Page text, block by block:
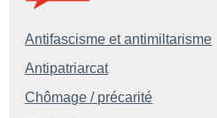
Antifascisme et antimiltarisme
Antipatriarcat
Chômage / précarité